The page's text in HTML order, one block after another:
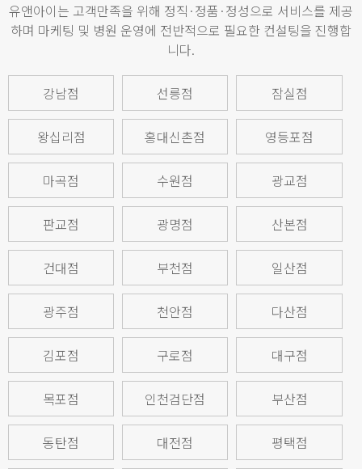
유앤아이는 고객만족을 위해 정직·정품·정성으로 서비스를 제공
하며 마케팅 및 병원 운영에 전반적으로 필요한 컨설팅을 진행합
니다.
강남점 선릉점 잠실점
왕십리점 홍대신촌점 영등포점
마곡점 수원점 광교점
판교점 광명점 산본점
건대점 부천점 일산점
광주점 천안점 다산점
김포점 구로점 대구점
목포점 인천검단점 부산점
동탄점 대전점 평택점